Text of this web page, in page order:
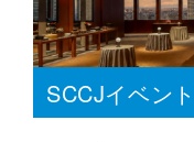
SCCJイベント